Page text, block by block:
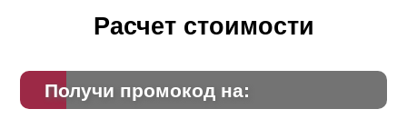
Расчет стоимости
Получи промокод на: